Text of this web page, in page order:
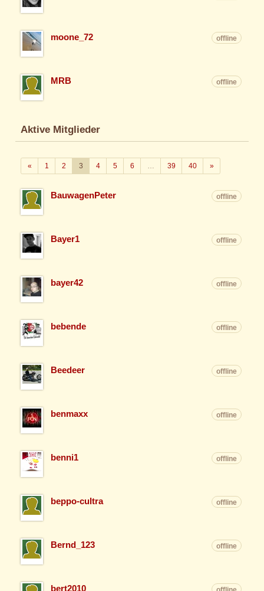
moone_72 offline
MRB offline
Aktive Mitglieder
«Zurück
1 2 3 4 5 6 … 39 40 »Weiter
BauwagenPeter offline
Bayer1 offline
bayer42 offline
bebende offline
Beedeer offline
benmaxx offline
benni1 offline
beppo-cultra offline
Bernd_123 offline
bert2010